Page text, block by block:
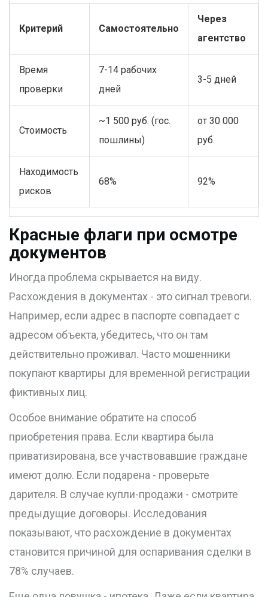
Критерий Самостоятельно
Через
агентство
Время
проверки
7-14 рабочих
дней
3-5 дней
Стоимость
~1 500 руб. (гос.
пошлины)
от 30 000
руб.
Находимость
рисков
68% 92%
Красные флаги при осмотре
документов
Иногда проблема скрывается на виду.
Расхождения в документах - это сигнал тревоги.
Например, если адрес в паспорте совпадает с
адресом объекта, убедитесь, что он там
действительно проживал. Часто мошенники
покупают квартиры для временной регистрации
фиктивных лиц.
Особое внимание обратите на способ
приобретения права. Если квартира была
приватизирована, все участвовавшие граждане
имеют долю. Если подарена - проверьте
дарителя. В случае купли-продажи - смотрите
предыдущие договоры. Исследования
показывают, что расхождение в документах
становится причиной для оспаривания сделки в
78% случаев.